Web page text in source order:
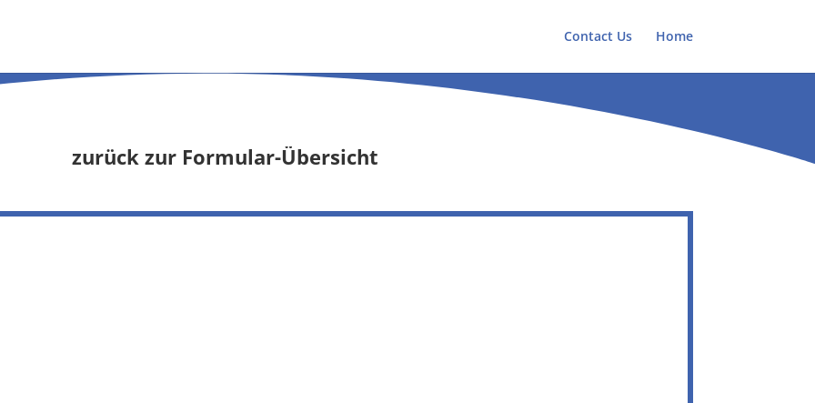
Contact Us Home
zurück zur Formular-Übersicht